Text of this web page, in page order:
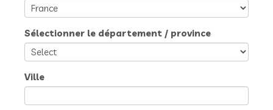
Sélectionner le département / province
Ville